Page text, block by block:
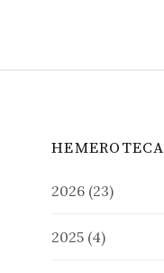
HEMEROTECA
2026 (23)
2025 (4)